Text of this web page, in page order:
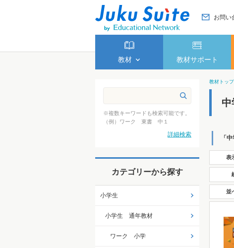
お問い
教材 教材サポート
教材トップ
中
「
表
並
※複数キーワードも検索可能です。
（例）ワーク 東書 中１
詳細検索
カテゴリーから探す
小学生
小学生 通年教材
ワーク 小学